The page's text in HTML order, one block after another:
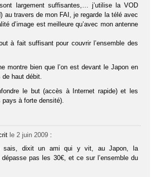
largement suffisantes,… j’utilise la VOD
au travers de mon FAI, je regarde la télé avec
d’image est meilleure qu’avec mon antenne
à fait suffisant pour couvrir l’ensemble des
montre bien que l’on est devant le Japon en
de haut débit.
le but (accès à Internet rapide) et les
à forte densité).
le 2 juin 2009 :
sais, dixit un ami qui y vit, au Japon, la
pas les 30€, et ce sur l’ensemble du